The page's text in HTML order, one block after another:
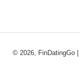
© 2026, FinDatingGo |